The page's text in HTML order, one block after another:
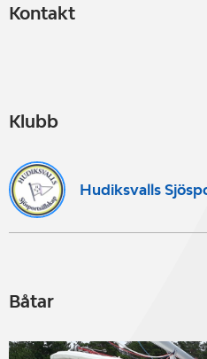
Kontakt
Klubb
Hudiksvalls
Båtar